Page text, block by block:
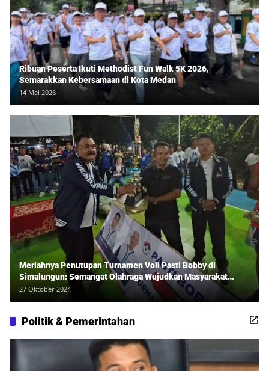
Ribuan Peserta Ikuti Methodist Fun Walk 5K 2026,
Semarakkan Kebersamaan di Kota Medan
14 Mei 2026
Meriahnya Penutupan Turnamen Voli Pasti Bobby di
Simalungun: Semangat Olahraga Wujudkan Masyarakat
Sehat Bersama Erwan Rozadi dan Ribuan Penonton!
27 Oktober 2024
Politik & Pemerintahan